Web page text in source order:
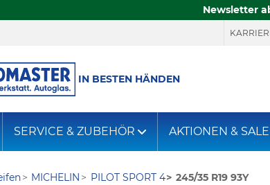
Newsletter
IN BESTEN HÄNDEN
SERVICE & ZUBEHÖR AKTIONEN & SALE
MICHELIN PILOT SPORT 4 245/35 R19 93Y